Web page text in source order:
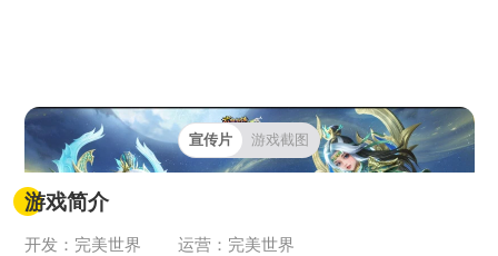
宣传片 游戏截图
游戏简介
开发：完美世界 运营：完美世界